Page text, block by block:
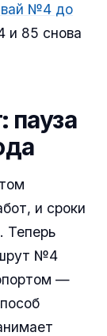
№4 до
и 85 снова
пауза
и сроки
Теперь
№4
—